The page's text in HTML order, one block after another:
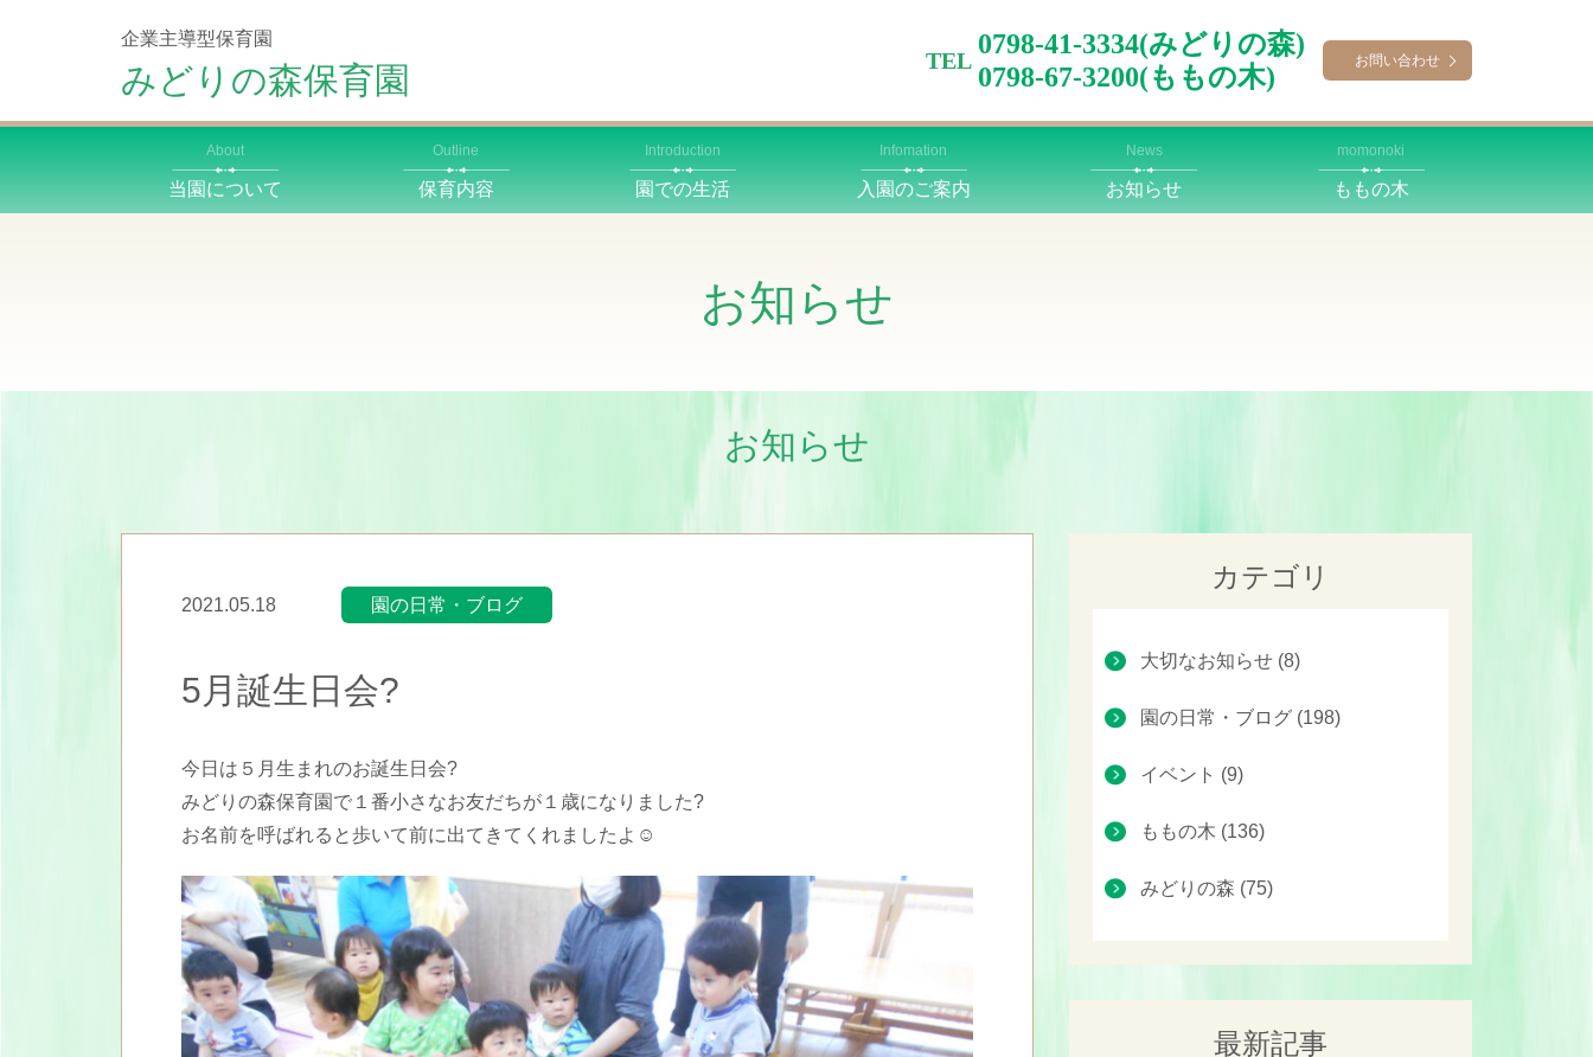
企業主導型保育園
みどりの森保育園 TEL
0798-41-3334(みどりの森)
0798-67-3200(ももの木)
お問い合わせ
About
当園について
Outline
保育内容
Introduction
園での生活
Infomation
入園のご案内
News
お知らせ
momonoki
ももの木
お知らせ
お知らせ
2021.05.18 園の日常・ブログ
5月誕生日会?
今日は５月生まれのお誕生日会?
みどりの森保育園で１番小さなお友だちが１歳になりました?
お名前を呼ばれると歩いて前に出てきてくれましたよ☺
カテゴリ
大切なお知らせ (8)
園の日常・ブログ (198)
イベント (9)
ももの木 (136)
みどりの森 (75)
最新記事